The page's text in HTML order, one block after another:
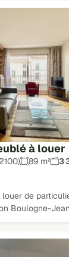
à louer
89 m²
3
de
Boulogne-